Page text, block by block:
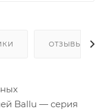
ОТЗЫВЫ
Ballu — серия